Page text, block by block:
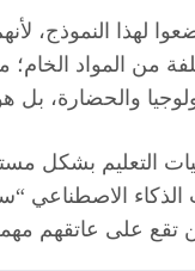
لهذا النموذج،
من المواد
والحضارة،
التعليم بشكل
الذكاء الاصطناعي
تقع على عاتقهم